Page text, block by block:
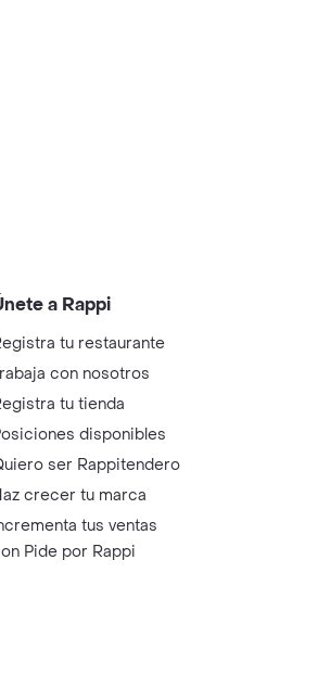
a Rappi
tu restaurante
con nosotros
tu tienda
disponibles
ser Rappitendero
crecer tu marca
tus ventas
Pide por Rappi